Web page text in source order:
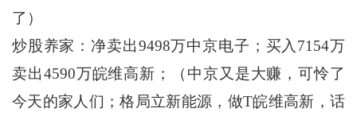
了）
炒股养家：净卖出9498万中京电子；买入7154万
卖出4590万皖维高新；（中京又是大赚，可怜了
今天的家人们；格局立新能源，做T皖维高新，话